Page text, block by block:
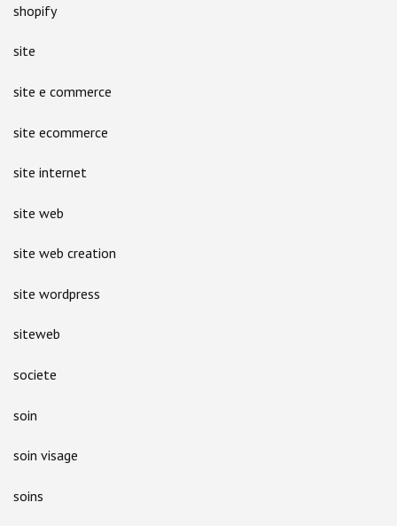
shopify
site
site e commerce
site ecommerce
site internet
site web
site web creation
site wordpress
siteweb
societe
soin
soin visage
soins